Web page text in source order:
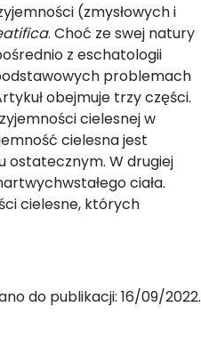
(zmysłowych i
. Choć ze swej natury
z eschatologii
problemach
obejmuje trzy części.
cielesnej w
cielesna jest
ostatecznym. W drugiej
ciała.
cielesne, których
do publikacji: 16/09/2022.